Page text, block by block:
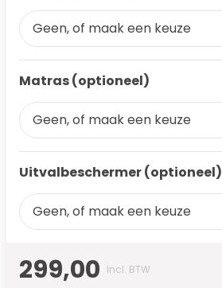
Geen, of maak een keuze
Matras (optioneel)
Geen, of maak een keuze
Uitvalbeschermer (optioneel)
Geen, of maak een keuze
299,00 Incl. BTW